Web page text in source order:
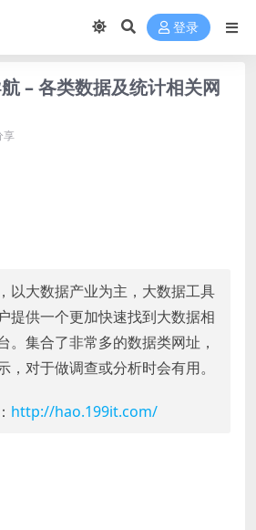
登录
– 各类数据及统计相关网
享
以大数据产业为主，大数据工具
提供一个更加快速找到大数据相
。集合了非常多的数据类网址，
，对于做调查或分析时会有用。
http://hao.199it.com/